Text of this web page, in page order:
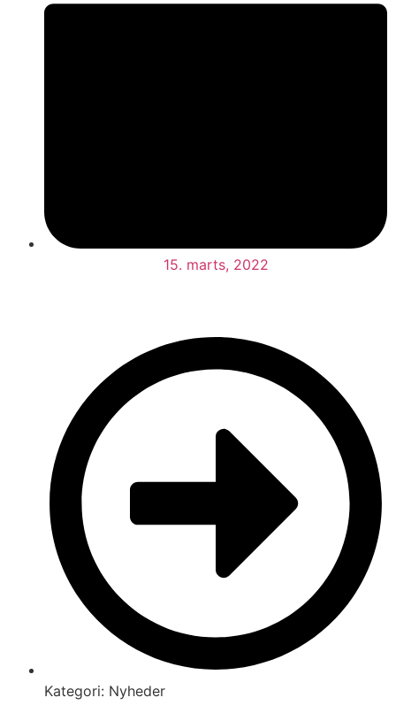
15. marts, 2022
Kategori: Nyheder